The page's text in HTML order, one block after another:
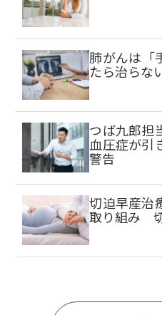
肺がんは「
たら治らな
つば九郎担
血圧症が引
警告
切迫早産治
取り組み